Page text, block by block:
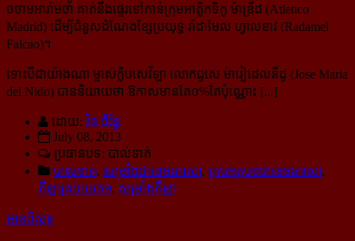
ចចាមអារ៉ាមថា គាត់នឹងផ្ទេរទៅកាន់ក្រុមអាត្លិកទិកូ ម៉ាឌ្រីដ (Atletico
Madrid) ដើម្បីជំនួសដំណែងខ្សែប្រយុទ្ធ រ៉ាដាមែល ហ្វាលខាវ (Radamel
Falcao)។
ទោះបីជាយ៉ាងណា ម្ចាស់ក្លិបសេវីឡា លោកជូសេ ម៉ារៀដេលនីដូ (Jose Maria
del Nido) បាននិយាយថា ឱកាសមាន​តែ​០%តែប៉ុណ្ណោះ [...]
ដោយ: វិន ជីវ័ន្ត
July 08, 2013
ប្រធានបទ: បាល់ទាត់
បាល់ទាត់, សម្រាំងជាខេមរភាសា, គ្រប់អត្ថបទជាខេមរភាសា,
កីឡាគ្រប់ប្រភេទ, សម្រាំងកីឡា
អានពិស្ដារ